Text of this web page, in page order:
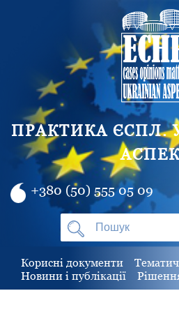
ПРАКТИКА ЄСПЛ.
+380 (50) 555 05 09
Корисні документи
Новини і публікації